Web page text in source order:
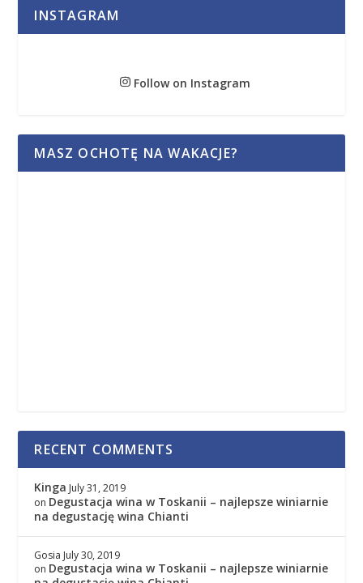
INSTAGRAM
Follow on Instagram
MASZ OCHOTĘ NA WAKACJE?
RECENT COMMENTS
Kinga July 31, 2019
on Degustacja wina w Toskanii – najlepsze winiarnie
na degustację wina Chianti
Gosia July 30, 2019
on Degustacja wina w Toskanii – najlepsze winiarnie